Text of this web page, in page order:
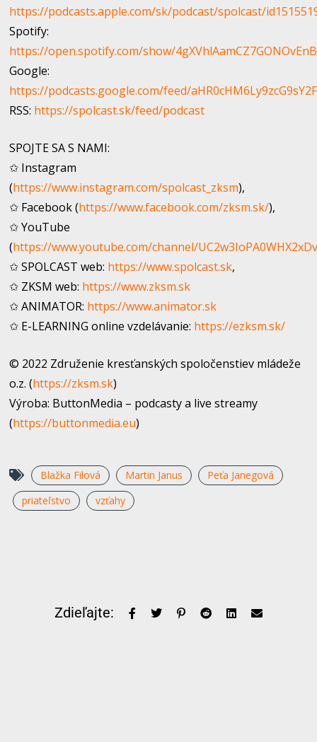
https://podcasts.apple.com/sk/podcast/spolcast/
Spotify:
https://open.spotify.com/show/
Google:
https://podcasts.google.com/feed/
RSS: https://spolcast.sk/feed/podcast
SPOJTE SA S NAMI:
✩ Instagram
(https://www.instagram.com/spolcast_zksm),
✩ Facebook (https://www.facebook.com/zksm.sk/​),
✩ YouTube
(https://www.youtube.com/channel/
✩ SPOLCAST web: https://www.spolcast.sk​,
✩ ZKSM web: https://www.zksm.sk
✩ ANIMATOR: https://www.animator.sk
✩ E-LEARNING online vzdelávanie: https://ezksm.sk/
© 2022 Združenie kresťanských spoločenstiev mládeže
o.z. (https://zksm.sk​)
Výroba: ButtonMedia – podcasty a live streamy
(https://buttonmedia.eu​)
Blažka Filová Martin Janus
Peťa Janegová
priateľstvo
vzťahy
Zdieľajte: